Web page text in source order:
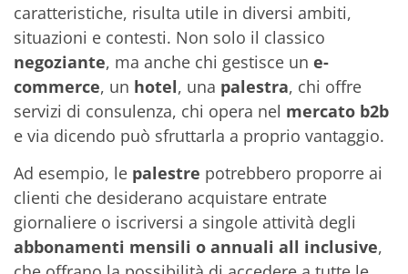
caratteristiche, risulta utile in diversi ambiti,
situazioni e contesti. Non solo il classico
negoziante, ma anche chi gestisce un e-
commerce, un hotel, una palestra, chi offre
servizi di consulenza, chi opera nel mercato b2b
e via dicendo può sfruttarla a proprio vantaggio.
Ad esempio, le palestre potrebbero proporre ai
clienti che desiderano acquistare entrate
giornaliere o iscriversi a singole attività degli
abbonamenti mensili o annuali all inclusive,